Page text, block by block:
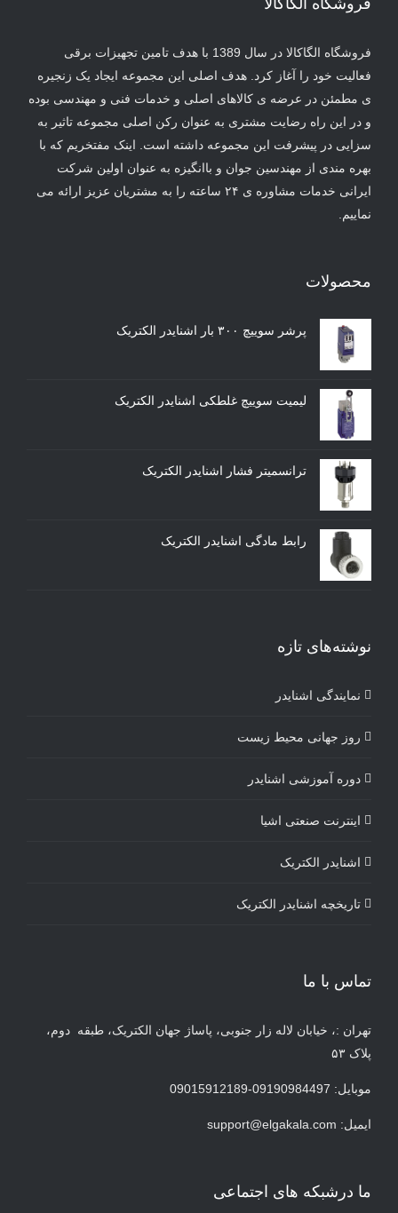
فروشگاه الگاکالا
فروشگاه الگاکالا در سال 1389 با هدف تامین تجهیزات برقی
فعالیت خود را آغاز کرد. هدف اصلی این مجموعه ایجاد یک زنجیره
ی مطمئن در عرضه ی کالاهای اصلی و خدمات فنی و مهندسی بوده
و در این راه رضایت مشتری به عنوان رکن اصلی مجموعه تاثیر به
سزایی در پیشرفت این مجموعه داشته است. اینک مفتخریم که با
بهره مندی از مهندسین جوان و باانگیزه به عنوان اولین شرکت
ایرانی خدمات مشاوره ی ۲۴ ساعته را به مشتریان عزیز ارائه می
نماییم.
محصولات
پرشر سوییچ ۳۰۰ بار اشنایدر الکتریک
لیمیت سوییچ غلطکی اشنایدر الکتریک
ترانسمیتر فشار اشنایدر الکتریک
رابط مادگی اشنایدر الکتریک
نوشته‌های تازه
نمایندگی اشنایدر
روز جهانی محیط زیست
دوره آموزشی اشنایدر
اینترنت صنعتی اشیا
اشنایدر الکتریک
تاریخچه اشنایدر الکتریک
تماس با ما
تهران :، خیابان لاله زار جنوبی، پاساژ جهان الکتریک، طبقه دوم،
پلاک ۵۳
موبایل: 09190984497-09015912189
ایمیل: support@elgakala.com
ما درشبکه های اجتماعی